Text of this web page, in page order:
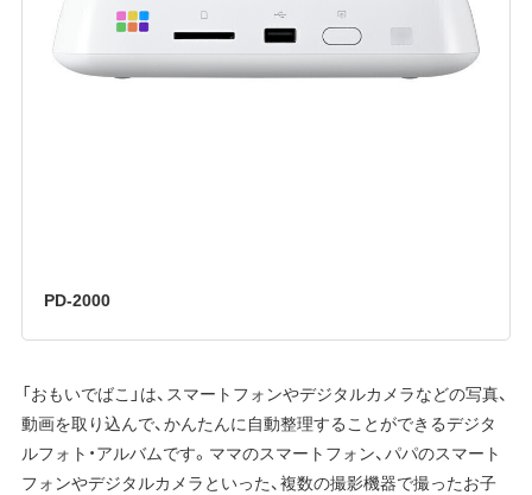
PD-2000
「おもいでばこ」は、スマートフォンやデジタルカメラなどの写真、
動画を取り込んで、かんたんに自動整理することができるデジタ
ルフォト・アルバムです。ママのスマートフォン、パパのスマート
フォンやデジタルカメラといった、複数の撮影機器で撮ったお子